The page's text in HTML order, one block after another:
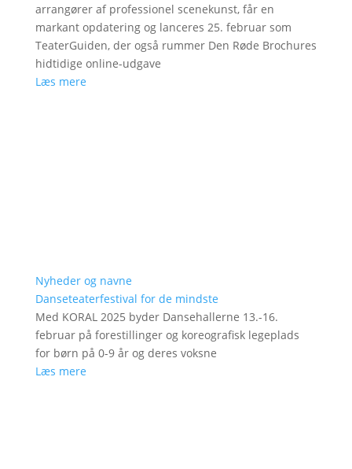
arrangører af professionel scenekunst, får en
markant opdatering og lanceres 25. februar som
TeaterGuiden, der også rummer Den Røde Brochures
hidtidige online-udgave
Læs mere
Nyheder og navne
Danseteaterfestival for de mindste
Med KORAL 2025 byder Dansehallerne 13.-16.
februar på forestillinger og koreografisk legeplads
for børn på 0-9 år og deres voksne
Læs mere